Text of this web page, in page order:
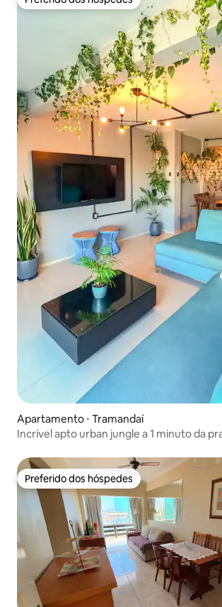
Preferido dos hóspedes
Apartamento ⋅ Tramandaí
Incrível apto urban jungle a 1 minuto da
Preferido dos hóspedes
Preferido dos hóspedes